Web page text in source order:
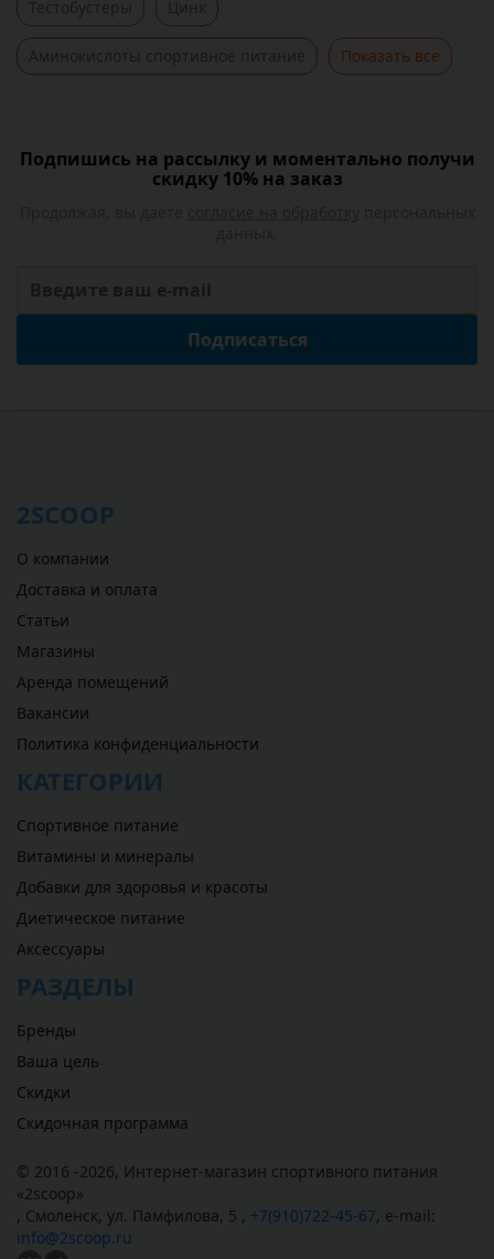
Показать все
Подпишись на рассылку и моментально получи
скидку 10% на заказ
Подписаться
2SCOOP
О компании
Доставка и оплата
Статьи
Магазины
Аренда помещений
Вакансии
Политика конфиденциальности
КАТЕГОРИИ
Спортивное питание
Витамины и минералы
Добавки для здоровья и красоты
Диетическое питание
Аксессуары
РАЗДЕЛЫ
Бренды
Ваша цель
Скидки
Скидочная программа
© 2016 -2026, Интернет-магазин спортивного питания
«2scoop»
, Смоленск, ул. Памфилова, 5 , +7(910)722-45-67, e-mail:
info@2scoop.ru